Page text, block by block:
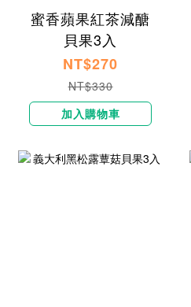
蜜香蘋果紅茶減醣
貝果3入
NT$270
NT$330
加入購物車